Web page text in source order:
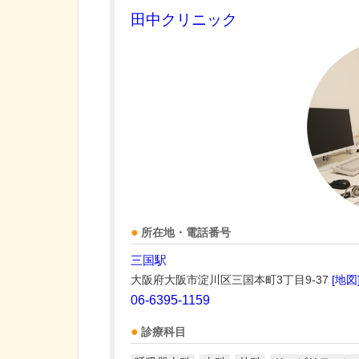
田中クリニック
所在地・電話番号
三国駅
大阪府大阪市淀川区三国本町3丁目9-37 [地
06-6395-1159
診療科目